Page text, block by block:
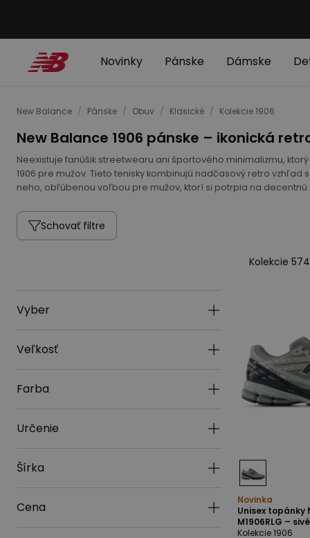
Novinky Pánske Dámske
New Balance / Pánske / Obuv / Klasické / Kolekcie 1906
New Balance 1906 pánske – ikonická
Neexistuje fanúšik streetwearu ani športového minimalizmu,
1906 pre mužov. Tieto tenisky kombinujú nadčasový retro
neho, obľúbenou voľbou pre mužov, ktorí si potrpia na
Schovať filtre
Vyber
Veľkosť
Farba
Určenie
Šírka
Cena
Kolekcie 574
Novinka
Unisex topánky
M1906RLG – sivé
Kolekcie 1906